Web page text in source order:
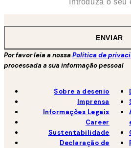
ENVIAR
Por favor leia a nossaPolítica de
processada a sua informação pessoal
Sobre a desenio
Imprensa
Informações Legais
Career
Sustentabilidade
Declaração de